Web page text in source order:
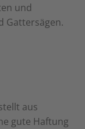
und
Gattersägen.
aus
gute Haftung